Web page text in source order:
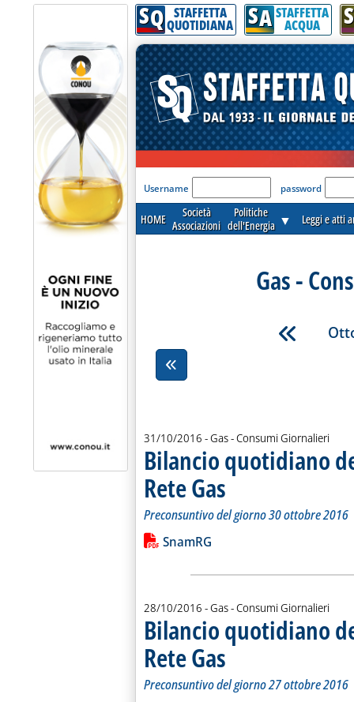
SQ STAFFETTA
QUOTIDIANA SA STAFFETTA
ACQUA S
'Modulo Login per
Username password
HOME
Società
Associazioni
Politiche
dell'Energia ▼ Leggi e atti
Gas -
31/10/2016 - Gas - Consumi Giornalieri
Bilancio quotidiano
Rete Gas . Sottotitolo: Preconsuntivo del
. Pubblicata lunedì 31 ottobre
Preconsuntivo del giorno 30 ottobre 2016
Leggi tutta la notizia: 'Bilancio
Lista allegati PDF alla notizia
SnamRG
28/10/2016 - Gas - Consumi Giornalieri
Bilancio quotidiano
Rete Gas . Sottotitolo: Preconsuntivo del
. Pubblicata venerdì 28 ottobre
Preconsuntivo del giorno 27 ottobre 2016